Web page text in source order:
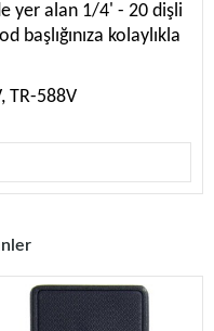
yer alan 1/4' - 20 dişli
başlığınıza kolaylıkla
TR-588V